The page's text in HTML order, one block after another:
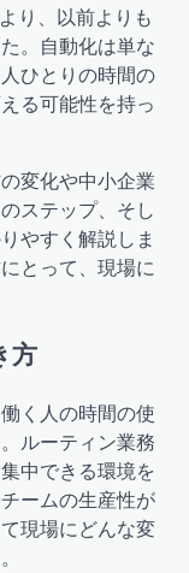
り、以前よりも
。自動化は単な
ひとりの時間の
る可能性を持っ
変化や中小企業
ステップ、そし
やすく解説しま
とって、現場に
方
く人の時間の使
ルーティン業務
中できる環境を
ームの生産性が
現場にどんな変